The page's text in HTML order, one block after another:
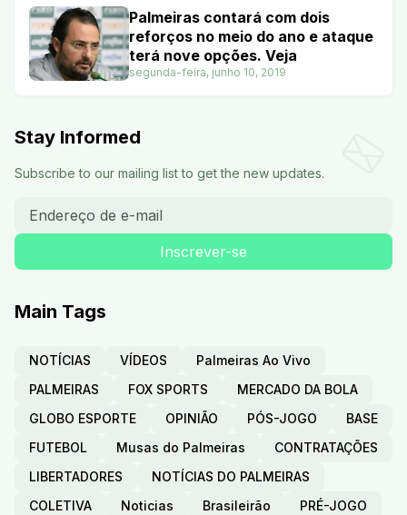
Palmeiras contará com dois
reforços no meio do ano e ataque
terá nove opções. Veja
segunda-feira, junho 10, 2019
Stay Informed
Subscribe to our mailing list to get the new updates.
Main Tags
NOTÍCIAS VÍDEOS
Palmeiras Ao Vivo
PALMEIRAS
FOX SPORTS
MERCADO DA BOLA
GLOBO ESPORTE
OPINIÃO PÓS-JOGO
BASE
FUTEBOL
Musas do Palmeiras
CONTRATAÇÕES
LIBERTADORES
NOTÍCIAS DO PALMEIRAS
COLETIVA
Noticias Brasileirão
PRÉ-JOGO